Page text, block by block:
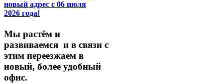
новый адрес с 06 июля
2026 года!
Мы растём и
развиваемся и в связи с
этим переезжаем в
новый, более удобный
офис.